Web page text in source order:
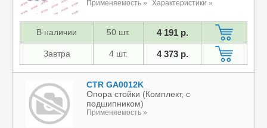
Применяемость » Характеристики »
В наличии 50 шт. 4 191 р.
Завтра 4 шт. 4 373 р.
CTR GA0012K
Опора стойки (Комплект, с
подшипником)
Применяемость »